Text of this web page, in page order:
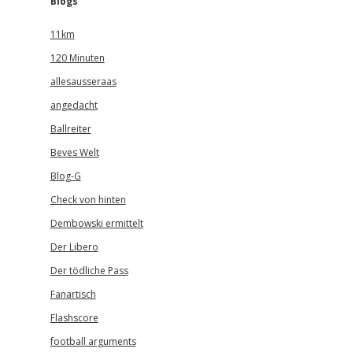
11km
120 Minuten
allesausseraas
angedacht
Ballreiter
Beves Welt
Blog-G
Check von hinten
Dembowski ermittelt
Der Libero
Der tödliche Pass
Fanartisch
Flashscore
football arguments